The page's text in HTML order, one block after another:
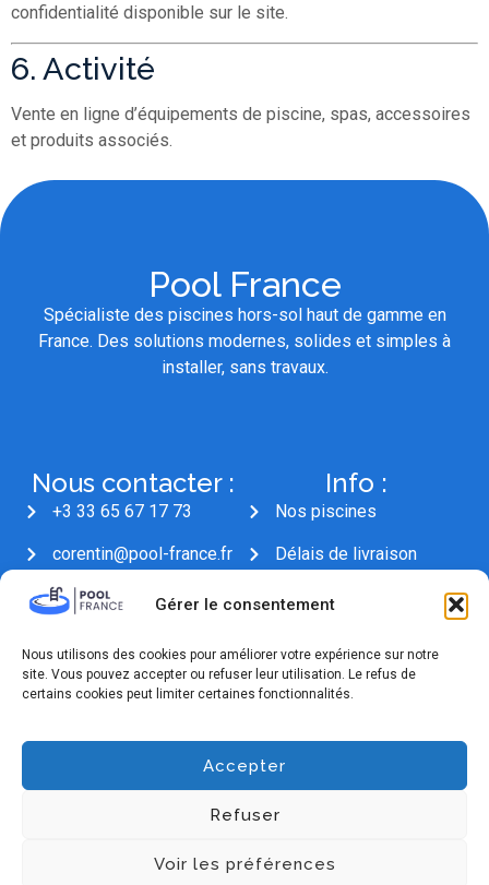
Gérer le consentement
Nous utilisons des cookies pour améliorer votre expérience sur notre
site. Vous pouvez accepter ou refuser leur utilisation. Le refus de
certains cookies peut limiter certaines fonctionnalités.
Accepter
Refuser
Voir les préférences
confidentialité disponible sur le site.
6. Activité
Vente en ligne d’équipements de piscine, spas, accessoires
et produits associés.
Pool France
Spécialiste des piscines hors-sol haut de gamme en
France. Des solutions modernes, solides et simples à
installer, sans travaux.
Nous contacter :
+3 33 65 67 17 73
corentin@pool-france.fr
18 Rue Mervil, 25300
Info :
Nos piscines
Délais de livraison
Politique de confidentialité